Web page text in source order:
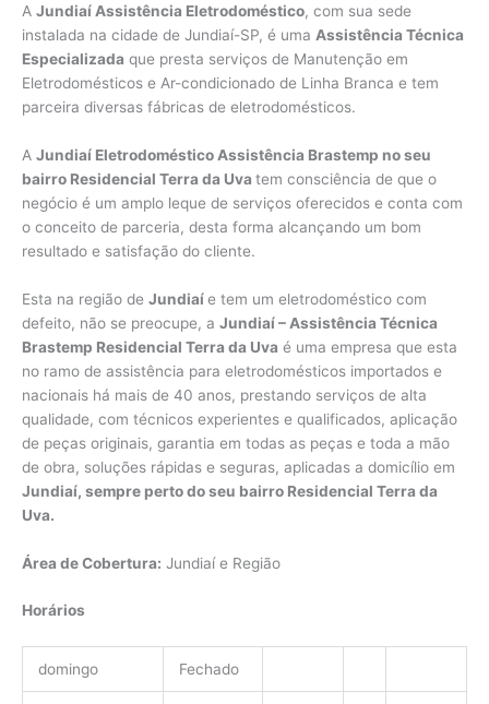
A Jundiaí Assistência Eletrodoméstico, com sua sede
instalada na cidade de Jundiaí-SP, é uma Assistência Técnica
Especializada que presta serviços de Manutenção em
Eletrodomésticos e Ar-condicionado de Linha Branca e tem
parceira diversas fábricas de eletrodomésticos.
A Jundiaí Eletrodoméstico Assistência Brastemp no seu
bairro Residencial Terra da Uva tem consciência de que o
negócio é um amplo leque de serviços oferecidos e conta com
o conceito de parceria, desta forma alcançando um bom
resultado e satisfação do cliente.
Esta na região de Jundiaíe tem um eletrodoméstico com
defeito, não se preocupe, a Jundiaí – Assistência Técnica
Brastemp Residencial Terra da Uva é uma empresa que esta
no ramo de assistência para eletrodomésticos importados e
nacionais há mais de 40 anos, prestando serviços de alta
qualidade, com técnicos experientes e qualificados, aplicação
de peças originais, garantia em todas as peças e toda a mão
de obra, soluções rápidas e seguras, aplicadas a domicílio em
Jundiaí, sempre perto do seu bairro Residencial Terra da
Uva.
Área de Cobertura: Jundiaí e Região
Horários
domingo Fechado